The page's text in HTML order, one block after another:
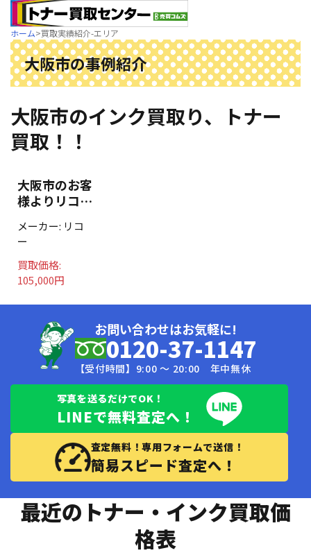
ホーム>買取実績紹介-エリア
大阪市の事例紹介
大阪市のインク買取り、トナー
買取！！
大阪市のお客
様よりリコー
C3503など
50本買取し
ました
メーカー: リコ
ー
買取価格:
105,000円
お問い合わせはお気軽に!
0120-37-1147
【受付時間】9:00 〜 20:00 年中無休
写真を送るだけでOK！
LINEで無料査定へ！
査定無料！専用フォームで送信！
簡易スピード査定へ！
最近のトナー・インク買取価
格表